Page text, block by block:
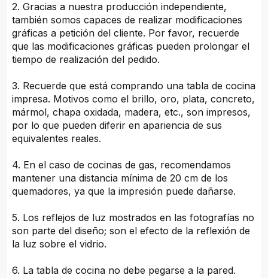
2. Gracias a nuestra producción independiente,
también somos capaces de realizar modificaciones
gráficas a petición del cliente. Por favor, recuerde
que las modificaciones gráficas pueden prolongar el
tiempo de realización del pedido.
3. Recuerde que está comprando una tabla de cocina
impresa. Motivos como el brillo, oro, plata, concreto,
mármol, chapa oxidada, madera, etc., son impresos,
por lo que pueden diferir en apariencia de sus
equivalentes reales.
4. En el caso de cocinas de gas, recomendamos
mantener una distancia mínima de 20 cm de los
quemadores, ya que la impresión puede dañarse.
5. Los reflejos de luz mostrados en las fotografías no
son parte del diseño; son el efecto de la reflexión de
la luz sobre el vidrio.
6. La tabla de cocina no debe pegarse a la pared.